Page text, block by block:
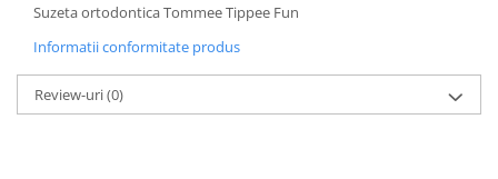
Suzeta ortodontica Tommee Tippee Fun
Informatii conformitate produs
Review-uri(0)